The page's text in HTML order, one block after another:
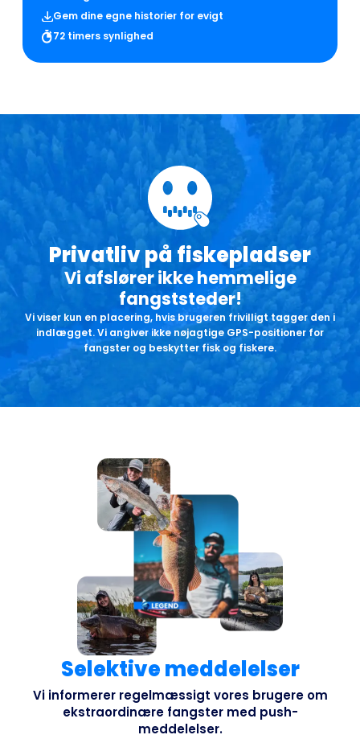
Gem dine egne historier for evigt
72 timers synlighed
Privatliv på fiskepladser
Vi afslører ikke hemmelige
fangststeder!
Vi viser kun en placering, hvis brugeren frivilligt tagger den i
indlægget. Vi angiver ikke nøjagtige GPS-positioner for
fangster og beskytter fisk og fiskere.
Selektive meddelelser
Vi informerer regelmæssigt vores brugere om
ekstraordinære fangster med push-
meddelelser.